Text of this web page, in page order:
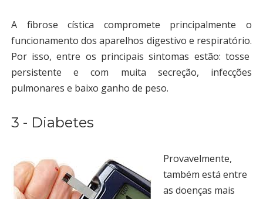
A fibrose cística
compromete principalmente o
funcionamento dos aparelhos digestivo e respiratório.
Por isso, entre os principais sintomas estão: tosse
persistente e com muita secreção, infecções
pulmonares e baixo ganho de peso.
3 - Diabetes
Provavelmente,
também está entre
as doenças mais